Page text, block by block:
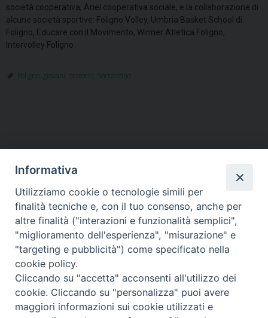
società cooperativa, Ariel cooperativa sociale, e la collaborazione di
alcune società sportive: Foligno Volley, Umbria Basket School di
Foligno, Educare con il Movimento, Winner Atletica Foligno,
Intervolley Foligno
Foligno giovani oratorio Sorrentino
HOME VESCOVO ORARI MESSE
CURIA VESCOVILE
TUTELA MINORI
UFFICI PASTORALI PERSONE
VITA CONSACRATA
DOCUMENTI
CONTATTI
Copyright © 2018 Diocesi di Foligno /Curia . Piazza Mons. Faloci 3 - 06034
tel. 0742 350473 fax 0742 349021 email: info@diocesidifoligno.it . pec:
diocesidifoligno@pec.it
Informativa
Utilizziamo cookie o tecnologie simili per
finalità tecniche e, con il tuo consenso, anche per
altre finalità ("interazioni e funzionalità semplici",
"miglioramento dell'esperienza", "misurazione" e
"targeting e pubblicità") come specificato nella
cookie policy.
Cliccando su "accetta" acconsenti all'utilizzo dei
cookie. Cliccando su "personalizza" puoi avere
maggiori informazioni sui cookie utilizzati e